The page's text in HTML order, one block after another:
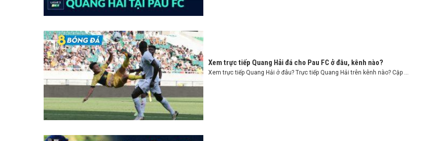
Xem trực tiếp Quang Hải đá cho Pau FC ở đâu, kênh nào?
Xem trực tiếp Quang Hải ở đâu? Trực tiếp Quang Hải trên kênh nào? Cập ...